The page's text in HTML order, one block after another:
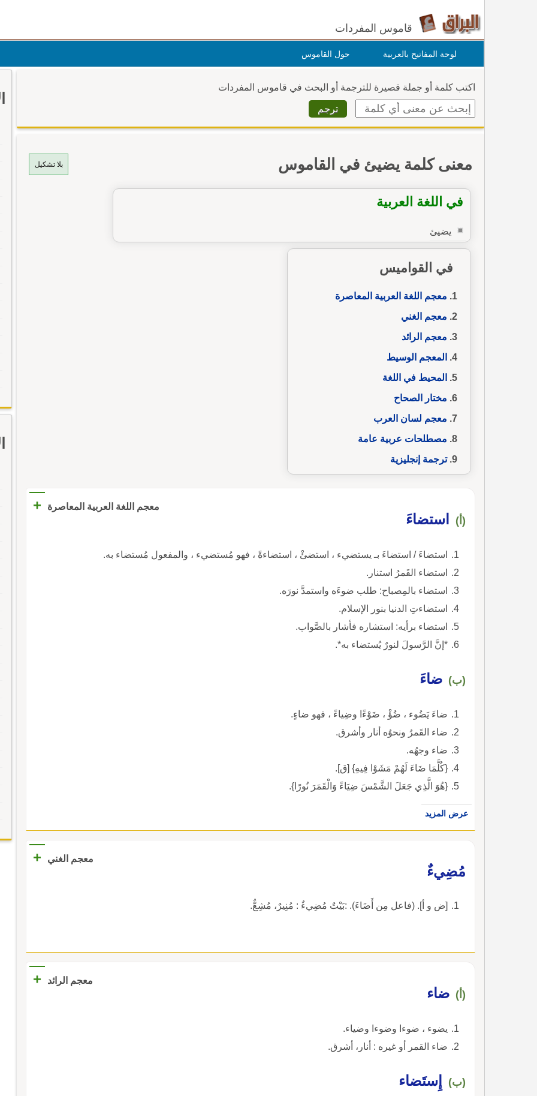
قاموس المفردات
لوحة المفاتيح بالعربية حول القاموس
اكتب كلمة أو جملة قصيرة للترجمة أو البحث في قاموس المفردات
بلا تشكيل معنى كلمة يضيئ في القاموس
في اللغة العربية
يضيئ
في القواميس
معجم اللغة العربية المعاصرة
معجم الغني
معجم الرائد
المعجم الوسيط
المحيط في اللغة
مختار الصحاح
معجم لسان العرب
مصطلحات عربية عامة
ترجمة إنجليزية
معجم اللغة العربية المعاصرة +
(أ) استضاءَ
استضاءَ / استضاءَ بـ يستضيء ، استضئْ ، استضاءةً ، فهو مُستضيء ، والمفعول مُستضاء به.
استضاء القَمرُ استنار.
استضاء بالمِصباح: طلب ضوءَه واستمدَّ نورَه.
استضاءتِ الدنيا بنور الإسلام.
استضاء برأيه: استشاره فأشار بالصَّواب.
*إنَّ الرَّسولَ لنورٌ يُستضاء به*.
(ب) ضاءَ
ضاءَ يَضُوء ، ضُؤْ ، ضَوْءًا وضِياءً ، فهو ضاءٍ.
ضاء القَمرُ ونحوُه أنار وأشرق.
ضاء وجهُه.
{كُلَّمَا ضَاءَ لَهُمْ مَشَوْا فِيهِ} [ق].
{هُوَ الَّذِي جَعَلَ الشَّمْسَ ضِيَاءً وَالْقَمَرَ نُورًا}.
عرض المزيد
معجم الغني
+
مُضِيءٌ
[ض و أ]. (فاعل مِن أَضَاءَ). :بَيْتٌ مُضِيءٌ : مُنِيرٌ، مُشِعٌّ.
معجم الرائد +
(أ) ضاء
يضوء ، ضوءا وضوءا وضياء.
ضاء القمر أو غيره : أنار، أشرق.
(ب) إِستَضاء